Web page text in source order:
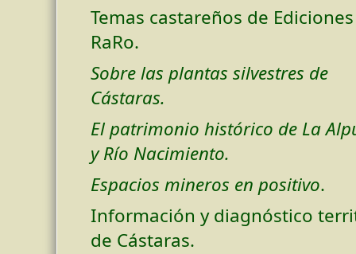
Temas castareños de Ediciones
RaRo.
Sobre las plantas silvestres de
Cástaras.
El patrimonio histórico de La
y Río Nacimiento.
Espacios mineros en positivo.
Información y diagnóstico
de Cástaras.